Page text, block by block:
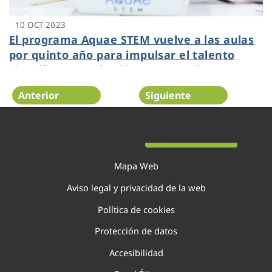
10 OCT 2023
El programa Aquae STEM vuelve a las aulas
por quinto año para impulsar el talento
científico entre las jóvenes estudiantes
Anterior Siguiente
Mapa Web
Aviso legal y privacidad de la web
Política de cookies
Protección de datos
Accesibilidad